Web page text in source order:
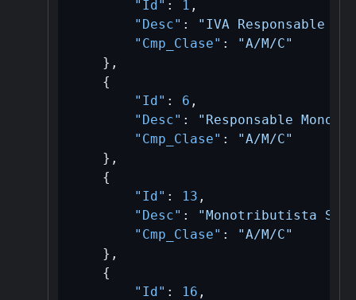
"Id" : 1 ,
"Desc" :
"IVA Responsable
"Cmp_Clase" :
"A/M/C"
} ,
{
"Id" : 6 ,
"Desc" :
"Responsable
"Cmp_Clase" :
"A/M/C"
} ,
{
"Id" : 13 ,
"Desc" :
"Monotributista
"Cmp_Clase" :
"A/M/C"
} ,
{
"Id" : 16 ,